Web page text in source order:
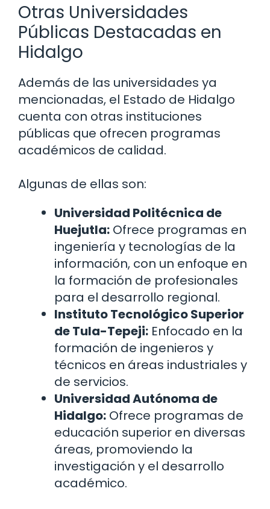
Otras Universidades
Públicas Destacadas en
Hidalgo
Además de las universidades ya
mencionadas, el Estado de Hidalgo
cuenta con otras instituciones
públicas que ofrecen programas
académicos de calidad.
Algunas de ellas son:
Universidad Politécnica de
Huejutla: Ofrece programas en
ingeniería y tecnologías de la
información, con un enfoque en
la formación de profesionales
para el desarrollo regional.
Instituto Tecnológico Superior
de Tula-Tepeji: Enfocado en la
formación de ingenieros y
técnicos en áreas industriales y
de servicios.
Universidad Autónoma de
Hidalgo: Ofrece programas de
educación superior en diversas
áreas, promoviendo la
investigación y el desarrollo
académico.